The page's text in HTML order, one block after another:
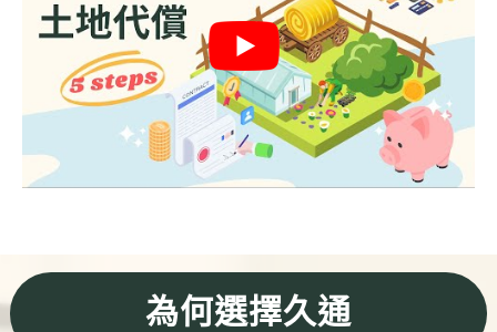
銀行貸款
其他貸款
申貸Q&A
久通專欄
房產Q&A為何選擇久通